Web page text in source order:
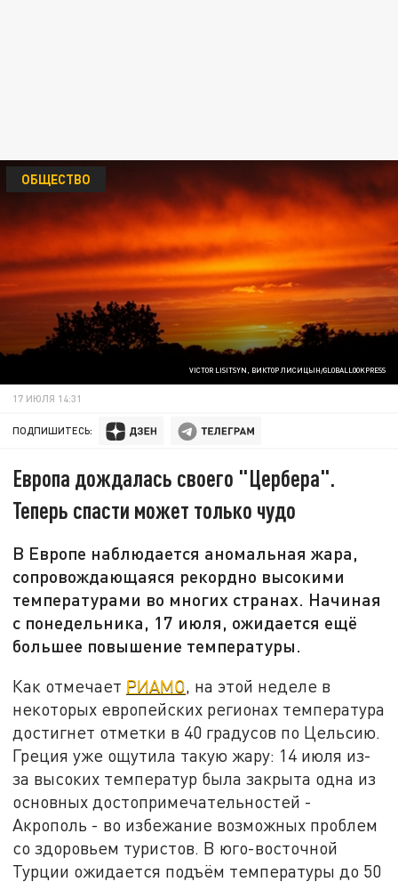
VICTOR LISITSYN, ВИКТОР ЛИСИЦЫН/GLOBALLOOKPRESS
ОБЩЕСТВО
17 ИЮЛЯ 14:31
ПОДПИШИТЕСЬ:
Европа дождалась своего "Цербера".
Теперь спасти может только чудо
В Европе наблюдается аномальная жара,
сопровождающаяся рекордно высокими
температурами во многих странах. Начиная
с понедельника, 17 июля, ожидается ещё
большее повышение температуры.
Как отмечает РИАМО, на этой неделе в
некоторых европейских регионах температура
достигнет отметки в 40 градусов по Цельсию.
Греция уже ощутила такую жару: 14 июля из-
за высоких температур была закрыта одна из
основных достопримечательностей -
Акрополь - во избежание возможных проблем
со здоровьем туристов. В юго-восточной
Турции ожидается подъём температуры до 50